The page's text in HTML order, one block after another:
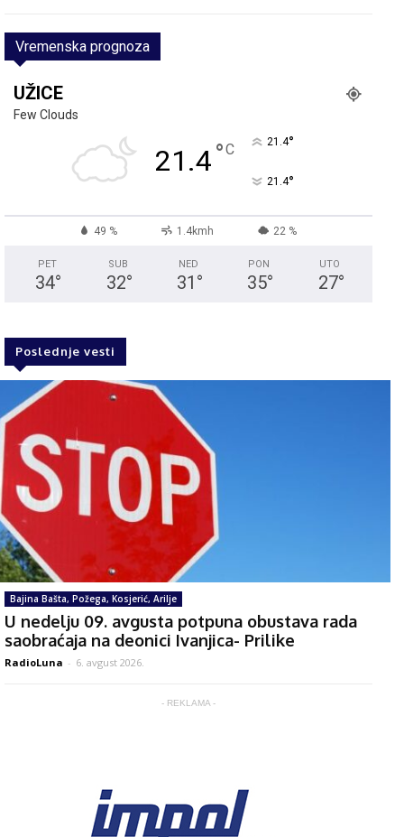
Vremenska prognoza
UŽICE
Few Clouds
21.4°C 21.4°
21.4°
49 % 1.4kmh 22 %
PET
34°
SUB
32°
NED
31 °
PON
35°
UTO
27°
Poslednje vesti
Bajina Bašta, Požega, Kosjerić, Arilje
U nedelju 09. avgusta potpuna obustava rada
saobraćaja na deonici Ivanjica- Prilike
RadioLuna - 6. avgust 2026.
- REKLAMA -